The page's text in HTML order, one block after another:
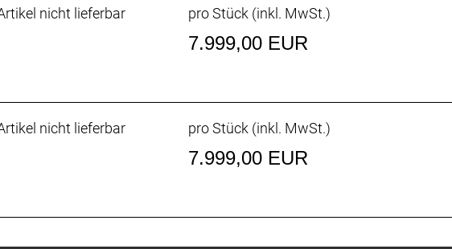
ist leichter, aerodynamischer und ergonomischer als die
von einer besseren Aerodynamik zu profitieren oder im Unterlenker
und Flaschenhalter wurden zusammen mit dem Bike entwickelt,
nicht lieferbar pro Stück (inkl. MwSt.)
7.999,00 EUR
nicht lieferbar pro Stück (inkl. MwSt.)
7.999,00 EUR